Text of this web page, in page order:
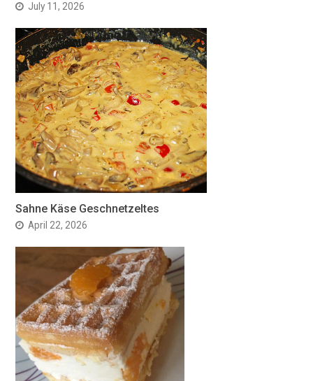
July 11, 2026
Sahne Käse Geschnetzeltes
April 22, 2026